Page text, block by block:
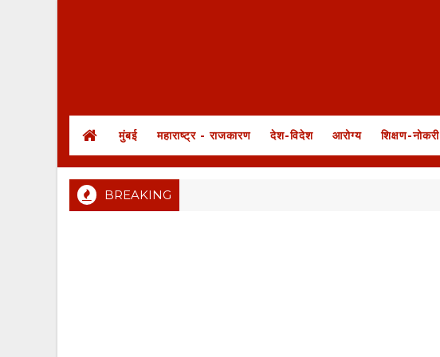
मुंबई महाराष्ट्र - राजकारण देश-विदेश आरोग्य शिक्षण-नोकरी
BREAKING